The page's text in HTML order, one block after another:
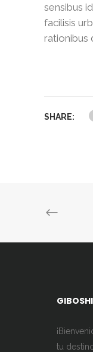
sensibus
facilisis
rationibus
SHARE:
tu